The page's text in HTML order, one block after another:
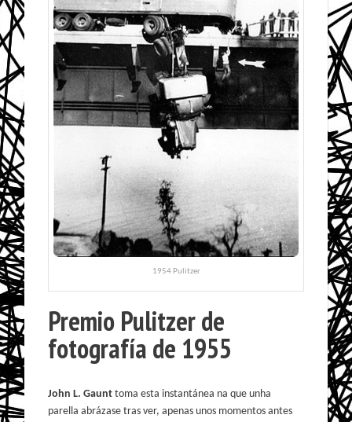
1954 Pulitzer
Premio Pulitzer de
fotografía de 1955
John L. Gaunt toma esta instantánea na que unha
parella abrázase tras ver, apenas unos momentos antes